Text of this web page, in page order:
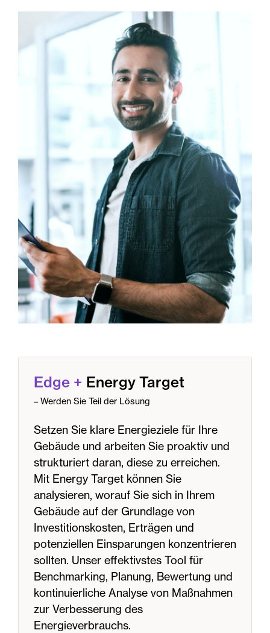
Edge + Energy Target
– Werden Sie Teil der Lösung
Setzen Sie klare Energieziele für Ihre
Gebäude und arbeiten Sie proaktiv und
strukturiert daran, diese zu erreichen.
Mit Energy Target können Sie
analysieren, worauf Sie sich in Ihrem
Gebäude auf der Grundlage von
Investitionskosten, Erträgen und
potenziellen Einsparungen konzentrieren
sollten. Unser effektivstes Tool für
Benchmarking, Planung, Bewertung und
kontinuierliche Analyse von Maßnahmen
zur Verbesserung des
Energieverbrauchs.